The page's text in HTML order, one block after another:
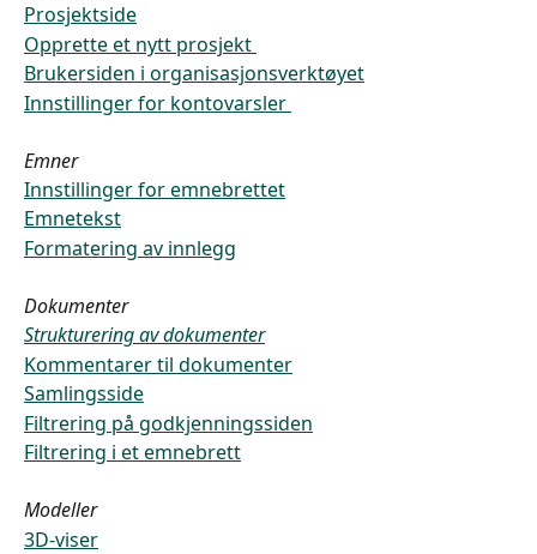
Prosjektside
Opprette et nytt prosjekt
Brukersiden i organisasjonsverktøyet
Innstillinger for kontovarsler
Emner
Innstillinger for emnebrettet
Emnetekst
Formatering av innlegg
Dokumenter
Strukturering av dokumenter
Kommentarer til dokumenter
Samlingsside
Filtrering på godkjenningssiden
Filtrering i et emnebrett
Modeller
3D-viser